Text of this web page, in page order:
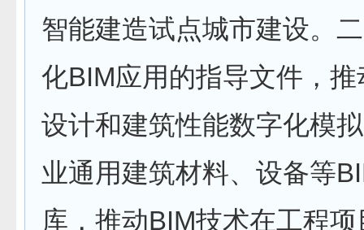
智能建造试点城市建设。
化BIM应用的指导文件，
设计和建筑性能数字化模
业通用建筑材料、设备等
库，推动BIM技术在工程